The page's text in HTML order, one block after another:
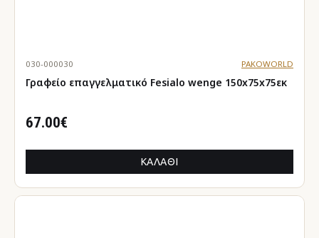
030-000030 PAKOWORLD
Γραφείο επαγγελματικό Fesialo wenge 150x75x75εκ
67.00€
ΚΑΛΆΘΙ